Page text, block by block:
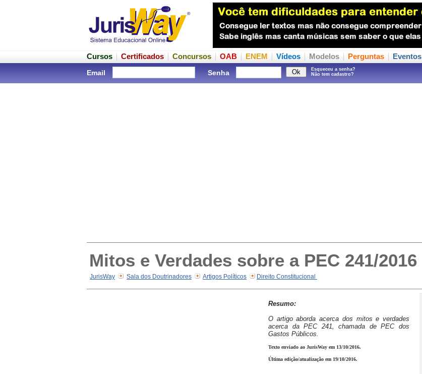
Cursos Certificados Concursos OAB ENEM Vídeos Modelos Perguntas Eventos
Email Senha
Esqueceu a senha?
Não tem cadastro?
Mitos e Verdades sobre a PEC 241/2016
JurisWay Sala dos Doutrinadores Artigos Políticos Direito Constitucional
Resumo:
O artigo aborda acerca dos mitos e verdades
acerca da PEC 241, chamada de PEC dos
Gastos Públicos.
Texto enviado ao JurisWay em 13/10/2016.
Última edição/atualização em 19/10/2016.